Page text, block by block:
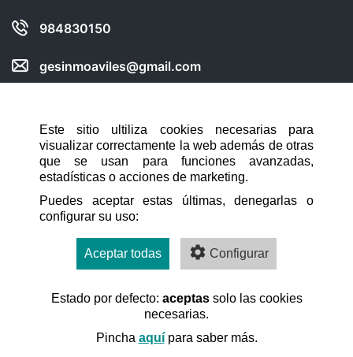
Este sitio ultiliza cookies necesarias para
visualizar correctamente la web además de otras
que se usan para funciones avanzadas,
estadísticas o acciones de marketing.
Puedes aceptar estas últimas, denegarlas o
configurar su uso:
Aceptar todas Configurar
Estado por defecto: aceptassolo las cookies
necesarias.
Pincha aquípara saber más.
984830150
gesinmoaviles@gmail.com
NAVEGACIÓN RÁPIDA
INICIO
CONTACTO
AVISO LEGAL